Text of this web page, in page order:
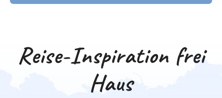
Reise-Inspiration frei
Haus